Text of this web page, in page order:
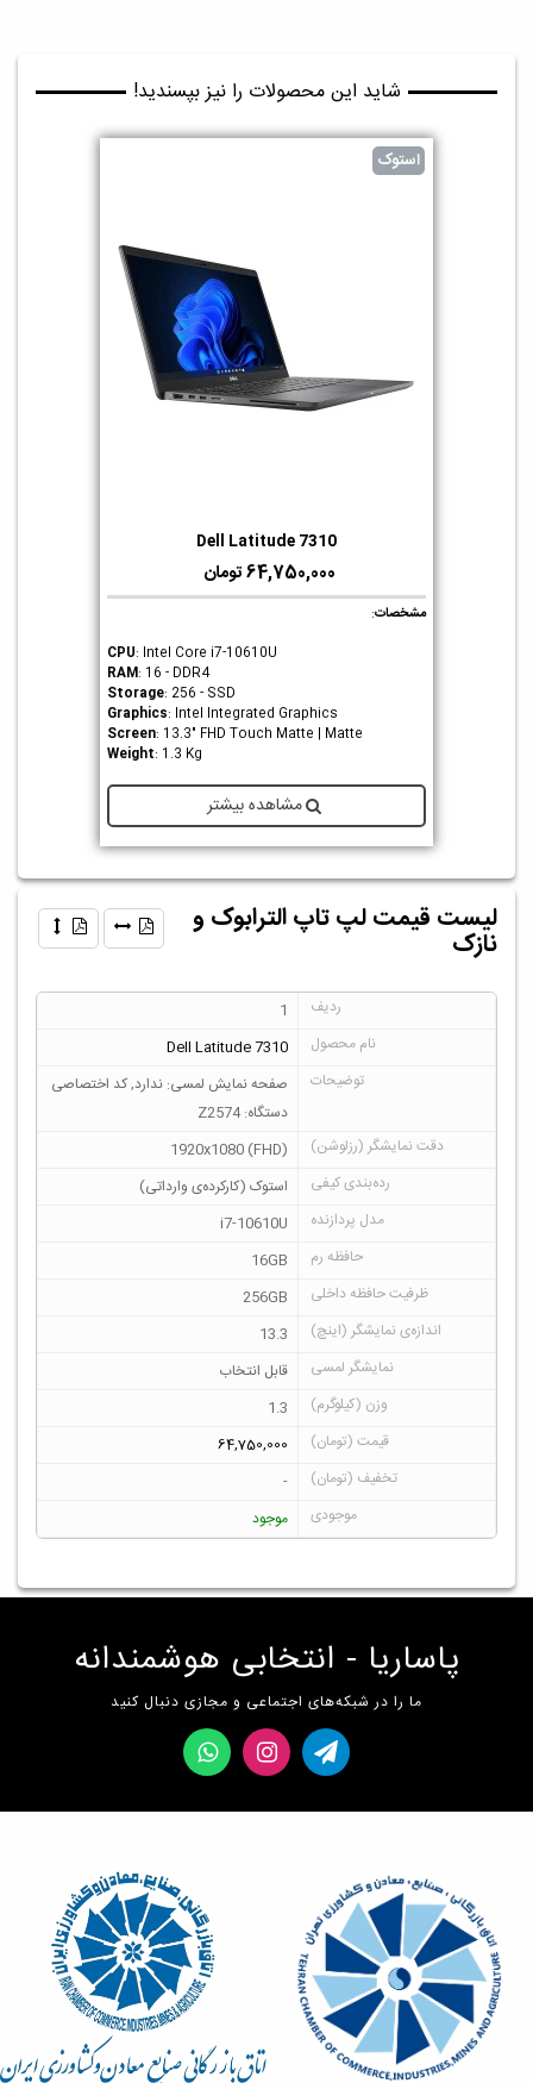
شاید این محصولات را نیز بپسندید!
استوک
Dell Latitude 7310
64,750,000 تومان
مشخصات:
CPU: Intel Core i7-10610U
RAM: 16 - DDR4
Storage: 256 - SSD
Graphics: Intel Integrated Graphics
Screen: 13.3" FHD Touch Matte | Matte
Weight: 1.3 Kg
مشاهده بیشتر
لیست قیمت لپ تاپ الترابوک و
نازک
1
Dell Latitude 7310
صفحه نمایش لمسی: ندارد, کد اختصاصی
دستگاه: Z2574
1920x1080 (FHD)
استوک (کارکرده‌ی وارداتی)
i7-10610U
16GB
256GB
13.3
قابل انتخاب
1.3
64,750,000
-
موجود
پاساریا - انتخابی هوشمندانه
ما را در شبکه‌های اجتماعی و مجازی دنبال کنید